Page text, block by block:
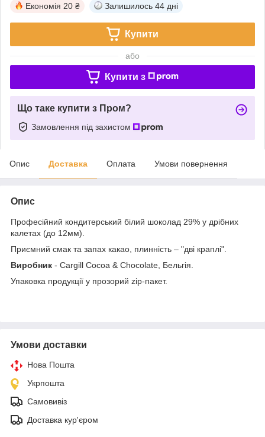
Економія 20 ₴ Залишилось 44 дні
Купити
або
Купити з
Що таке купити з Пром?
Замовлення під захистом
Опис Доставка Оплата Умови повернення
Опис
Професійний кондитерський білий шоколад 29% у дрібних
калетах (до 12мм).
Приємний смак та запах какао, плинність – "дві краплі".
Виробник - Сargill Cocoa & Chocolate, Бельгія.
Упаковка продукції у прозорий zip-пакет.
Умови доставки
Нова Пошта
Укрпошта
Самовивіз
Доставка кур'єром